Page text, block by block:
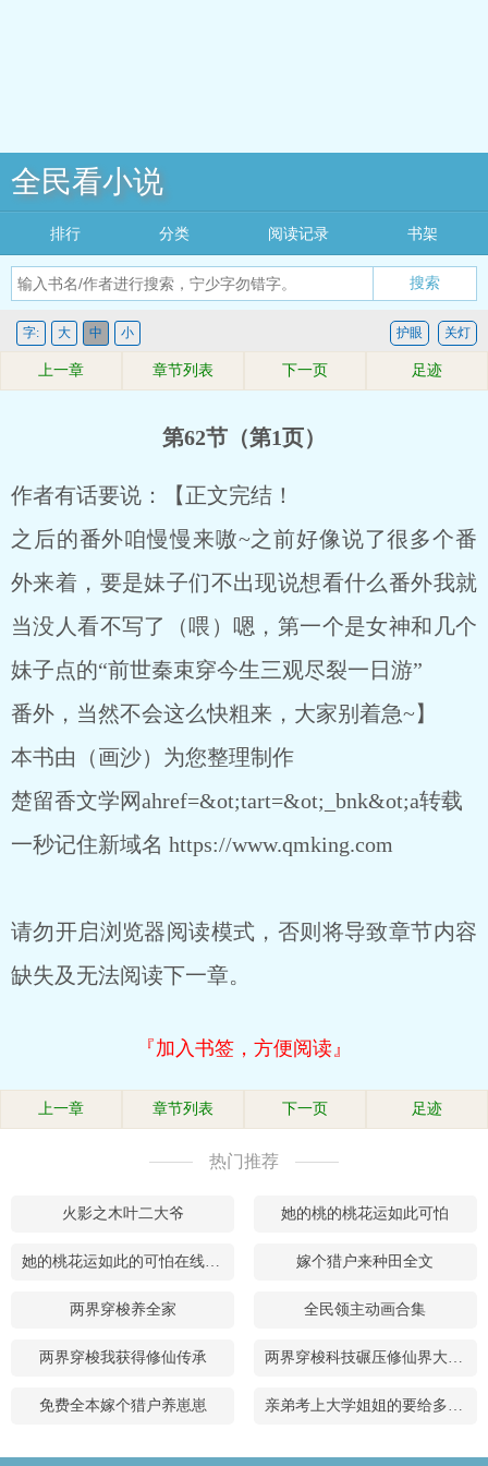
全民看小说
搜索
排行 分类 阅读记录 书架
字: 大 中 小 关灯
护眼
上一章 章节列表 下一页 足迹
第62节（第1页）
作者有话要说：【正文完结！
之后的番外咱慢慢来嗷~之前好像说了很多个番
外来着，要是妹子们不出现说想看什么番外我就
当没人看不写了（喂）嗯，第一个是女神和几个
妹子点的“前世秦束穿今生三观尽裂一日游”
番外，当然不会这么快粗来，大家别着急~】
本书由（画沙）为您整理制作
楚留香文学网ahref=&ot;tart=&ot;_bnk&ot;a转载
一秒记住新域名 https://www.qmking.com
请勿开启浏览器阅读模式，否则将导致章节内容
缺失及无法阅读下一章。
『加入书签，方便阅读』
上一章 章节列表 下一页 足迹
热门推荐
火影之木叶二大爷 她的桃的桃花运如此可怕
她的桃花运如此的可怕在线阅读 嫁个猎户来种田全文
两界穿梭养全家 全民领主动画合集
两界穿梭我获得修仙传承 两界穿梭科技碾压修仙界大结局
免费全本嫁个猎户养崽崽 亲弟考上大学姐姐的要给多少钱呢